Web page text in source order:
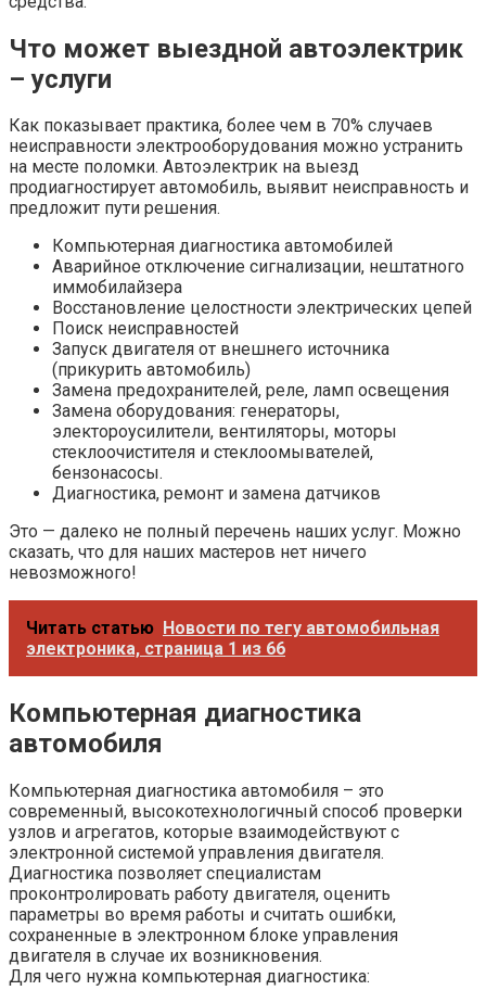
Что может выездной автоэлектрик
– услуги
Как показывает практика, более чем в 70% случаев
неисправности электрооборудования можно устранить
на месте поломки. Автоэлектрик на выезд
продиагностирует автомобиль, выявит неисправность и
предложит пути решения.
Компьютерная диагностика автомобилей
Аварийное отключение сигнализации, нештатного
иммобилайзера
Восстановление целостности электрических цепей
Поиск неисправностей
Запуск двигателя от внешнего источника
(прикурить автомобиль)
Замена предохранителей, реле, ламп освещения
Замена оборудования: генераторы,
электороусилители, вентиляторы, моторы
стеклоочистителя и стеклоомывателей,
бензонасосы.
Диагностика, ремонт и замена датчиков
Это — далеко не полный перечень наших услуг. Можно
сказать, что для наших мастеров нет ничего
невозможного!
Читать статью Новости по тегу автомобильная
электроника, страница 1 из 66
Компьютерная диагностика
автомобиля
Компьютерная диагностика автомобиля – это
современный, высокотехнологичный способ проверки
узлов и агрегатов, которые взаимодействуют с
электронной системой управления двигателя.
Диагностика позволяет специалистам
проконтролировать работу двигателя, оценить
параметры во время работы и считать ошибки,
сохраненные в электронном блоке управления
двигателя в случае их возникновения.
Для чего нужна компьютерная диагностика: